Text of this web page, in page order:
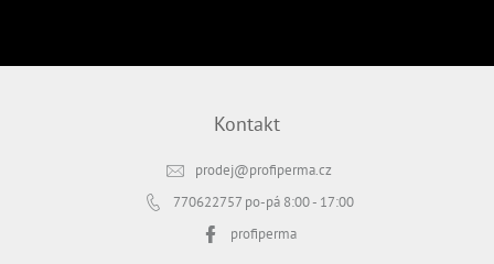
Kontakt
prodej@profiperma.cz
770622757 po-pá 8:00 - 17:00
profiperma